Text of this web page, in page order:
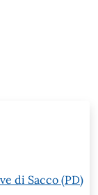
di Sacco (PD)